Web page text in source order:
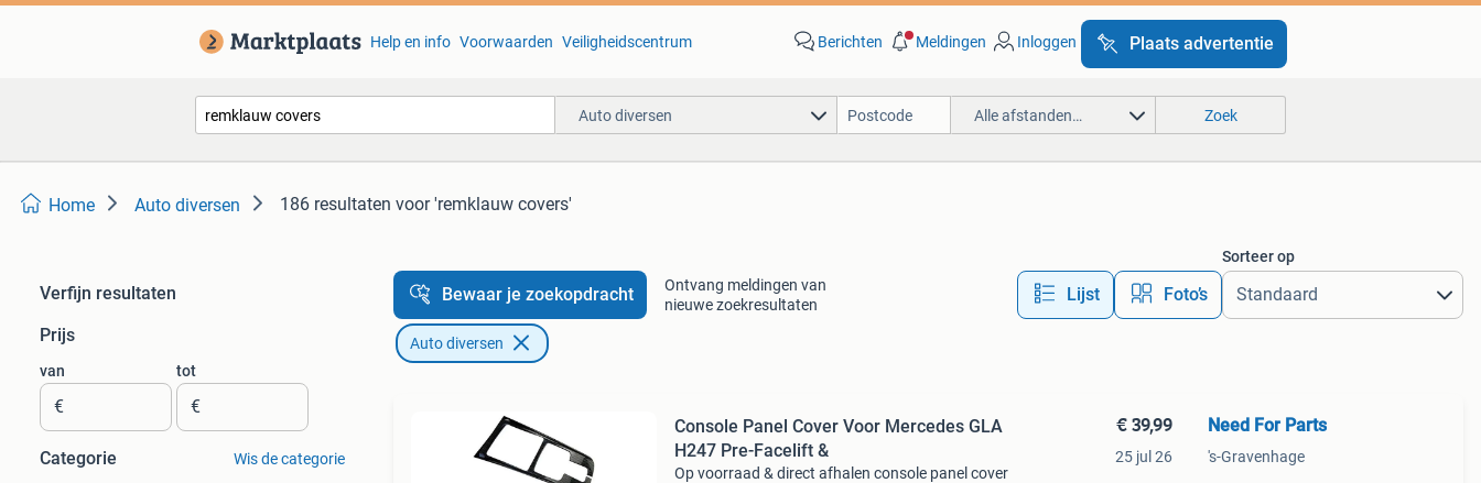
Help en info Voorwaarden Veiligheidscentrum Berichten Meldingen Inloggen Plaats advertentie
Auto diversen Alle afstanden… Zoek
Home Auto diversen 186 resultaten voor 'remklauw covers'
Verfijn resultaten
Prijs
van
€
tot
€
Categorie Wis de categorie
Bewaar je zoekopdracht
Ontvang meldingen van
nieuwe zoekresultaten
Lijst Foto’s
Sorteer op
Auto diversen
Console Panel Cover Voor Mercedes GLA
H247 Pre-Facelift &
Op voorraad & direct afhalen console panel cover
€ 39,99
25 jul 26
Need For Parts
's-Gravenhage